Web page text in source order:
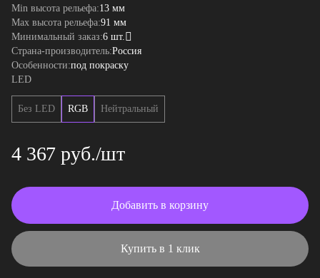
Min высота рельефа:13 мм
Max высота рельефа:91 мм
Минимальный заказ:6 шт.
Страна-производитель:Россия
Особенности:под покраску
LED
Без LED RGB Нейтральный
4 367 руб./шт
Добавить в корзину
Купить в 1 клик